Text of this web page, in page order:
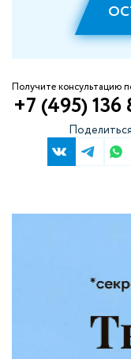
Получите консультацию
+7 (495)